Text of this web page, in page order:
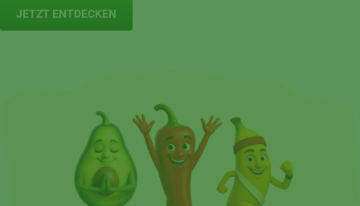
JETZT ENTDECKEN